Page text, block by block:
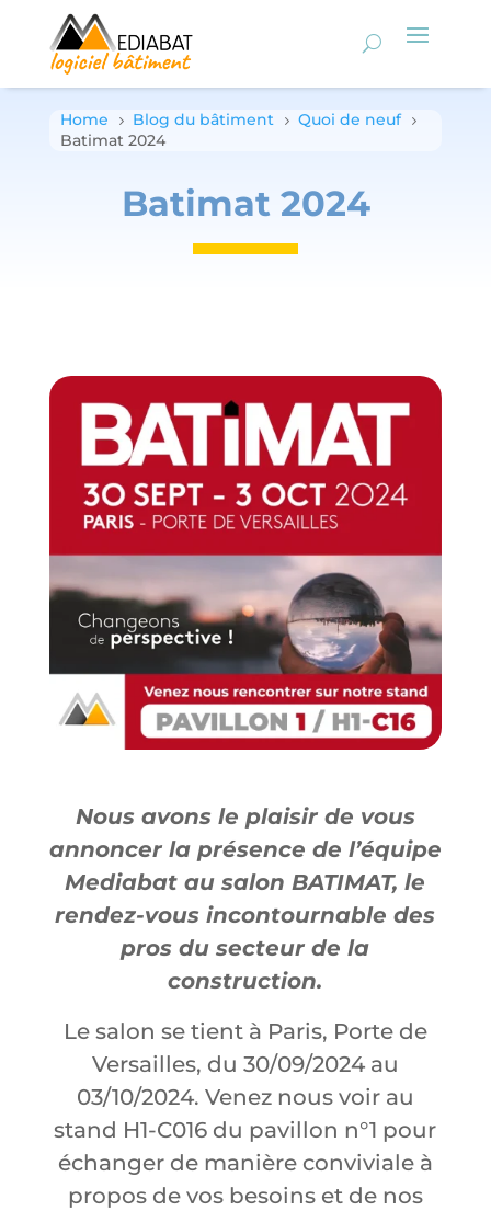
Home 5 Blog du bâtiment 5 Quoi de neuf 5
Batimat 2024
Batimat 2024
Nous avons le plaisir de vous
annoncer la présence de l’équipe
Mediabat au salon BATIMAT, le
rendez-vous incontournable des
pros du secteur de la
construction.
Le salon se tient à Paris, Porte de
Versailles, du 30/09/2024 au
03/10/2024. Venez nous voir au
stand H1-C016 du pavillon n°1 pour
échanger de manière conviviale à
propos de vos besoins et de nos